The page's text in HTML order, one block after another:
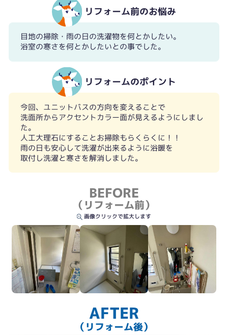
リフォーム前のお悩み
目地の掃除・雨の日の洗濯物を何とかしたい。
浴室の寒さを何とかしたいとの事でした。
リフォームのポイント
今回、ユニットバスの方向を変えることで
洗面所からアクセントカラー面が見えるようにしまし
た。
人工大理石にすることお掃除もらくらくに！！
雨の日も安心して洗濯が出来るように浴暖を
取付し洗濯と寒さを解消しました。
BEFORE
（リフォーム前）
画像クリックで拡大します
AFTER
（リフォーム後）